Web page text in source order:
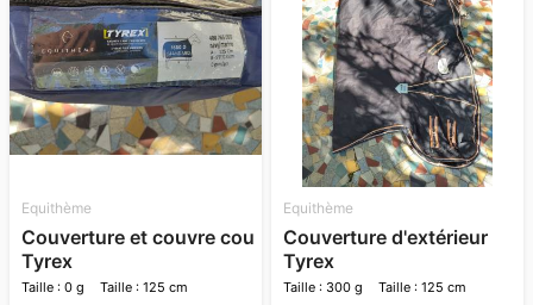
Equithème
Couverture et couvre cou
Tyrex
Taille : 0 g Taille : 125 cm
Equithème
Couverture d'extérieur
Tyrex
Taille : 300 g Taille : 125 cm